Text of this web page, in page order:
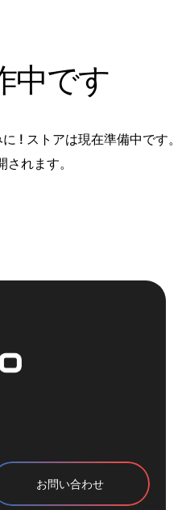
中です
! ストアは現在準備中です。
されます。
お問い合わせ